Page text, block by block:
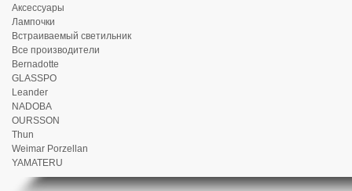
Аксессуары
Лампочки
Встраиваемый светильник
Все производители
Bernadotte
GLASSPO
Leander
NADOBA
OURSSON
Thun
Weimar Porzellan
YAMATERU